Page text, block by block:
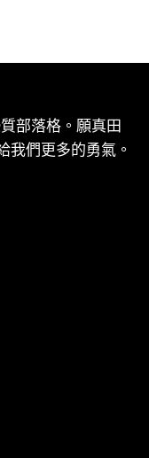
部落格。願真田
我們更多的勇氣。